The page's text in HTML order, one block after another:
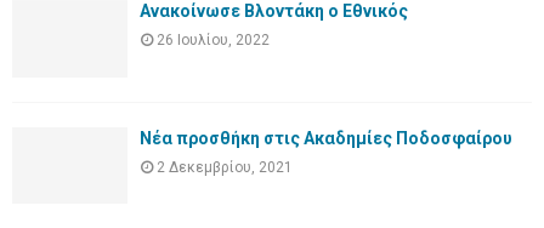
Ανακοίνωσε Βλοντάκη ο Εθνικός
26 Ιουλίου, 2022
Νέα προσθήκη στις Ακαδημίες Ποδοσφαίρου
2 Δεκεμβρίου, 2021